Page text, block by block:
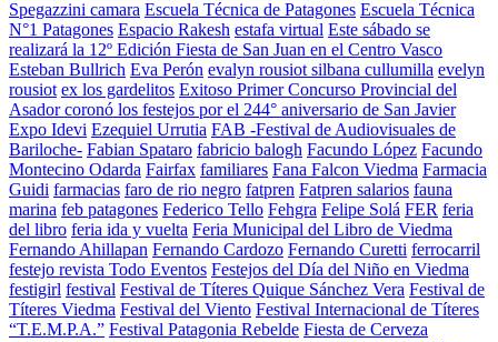
Spegazzini camara Escuela Técnica de Patagones Escuela Técnica
N°1 Patagones Espacio Rakesh estafa virtual Este sábado se
realizará la 12º Edición Fiesta de San Juan en el Centro Vasco
Esteban Bullrich Eva Perón evalyn rousiot silbana cullumilla evelyn
rousiot ex los gardelitos Exitoso Primer Concurso Provincial del
Asador coronó los festejos por el 244° aniversario de San Javier
Expo Idevi Ezequiel Urrutia FAB -Festival de Audiovisuales de
Bariloche- Fabian Spataro fabricio balogh Facundo López Facundo
Montecino Odarda Fairfax familiares Fana Falcon Viedma Farmacia
Guidi farmacias faro de rio negro fatpren Fatpren salarios fauna
marina feb patagones Federico Tello Fehgra Felipe Solá FER feria
del libro feria ida y vuelta Feria Municipal del Libro de Viedma
Fernando Ahillapan Fernando Cardozo Fernando Curetti ferrocarril
festejo revista Todo Eventos Festejos del Día del Niño en Viedma
festigirl festival Festival de Títeres Quique Sánchez Vera Festival de
Títeres Viedma Festival del Viento Festival Internacional de Títeres
“T.E.M.P.A.” Festival Patagonia Rebelde Fiesta de Cerveza